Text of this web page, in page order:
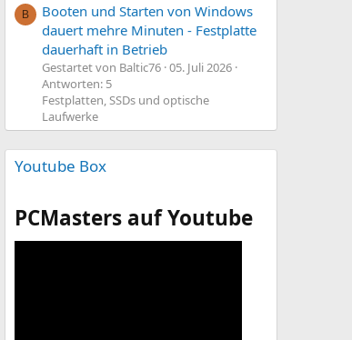
B
Booten und Starten von Windows
dauert mehre Minuten - Festplatte
dauerhaft in Betrieb
Gestartet von Baltic76 05. Juli 2026
Antworten: 5
Festplatten, SSDs und optische
Laufwerke
Youtube Box
PCMasters auf Youtube